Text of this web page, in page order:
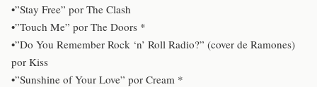
•”Stay Free” por The Clash
•”Touch Me” por The Doors *
•”Do You Remember Rock ‘n’ Roll Radio?” (cover de Ramones)
por Kiss
•”Sunshine of Your Love” por Cream *